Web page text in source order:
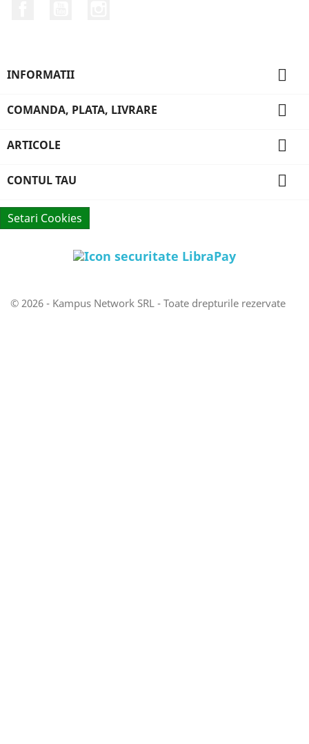
INFORMATII 
COMANDA, PLATA, LIVRARE 
ARTICOLE 
CONTUL TAU 
Setari Cookies
© 2026 - Kampus Network SRL - Toate drepturile rezervate